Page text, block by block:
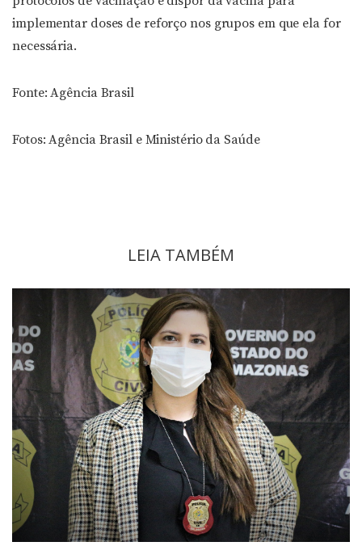
implementar doses de reforço nos grupos em que ela for
necessária.
Fonte: Agência Brasil
Fotos: Agência Brasil e Ministério da Saúde
LEIA TAMBÉM